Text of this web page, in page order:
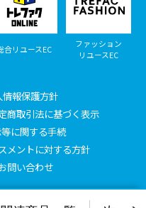
合リユースEC
ファッション
リユースEC
情報保護方針
商取引法に基づく表示
に関する手続
メントに対する方針
問い合わせ
Reserved.